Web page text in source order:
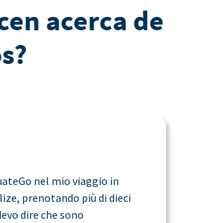
acerca de
nel mio viaggio in
prenotando più di dieci
dire che sono